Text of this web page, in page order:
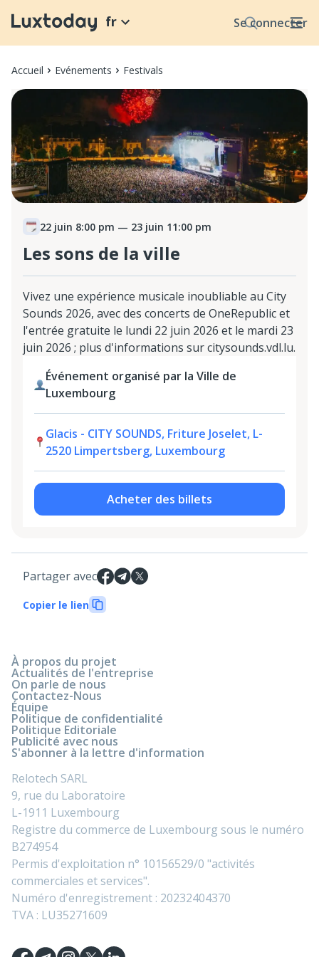
Se connecter
fr
Accueil Evénements Festivals
22 juin 8:00 pm — 23 juin 11:00 pm
Les sons de la ville
Vivez une expérience musicale inoubliable au City
Sounds 2026, avec des concerts de OneRepublic et
l'entrée gratuite le lundi 22 juin 2026 et le mardi 23
juin 2026 ; plus d'informations sur citysounds.vdl.lu.
Événement organisé par la Ville de
Luxembourg
Glacis - CITY SOUNDS, Friture Joselet, L-
2520 Limpertsberg, Luxembourg
Acheter des billets
Partager avec
Copier le lien
À propos du projet
Actualités de l'entreprise
On parle de nous
Contactez-Nous
Équipe
Politique de confidentialité
Politique Editoriale
Publicité avec nous
S'abonner à la lettre d'information
Relotech SARL
9, rue du Laboratoire
L-1911 Luxembourg
Registre du commerce de Luxembourg sous le numéro
B274954
Permis d'exploitation n° 10156529/0 "activités
commerciales et services".
Numéro d'enregistrement : 20232404370
TVA : LU35271609